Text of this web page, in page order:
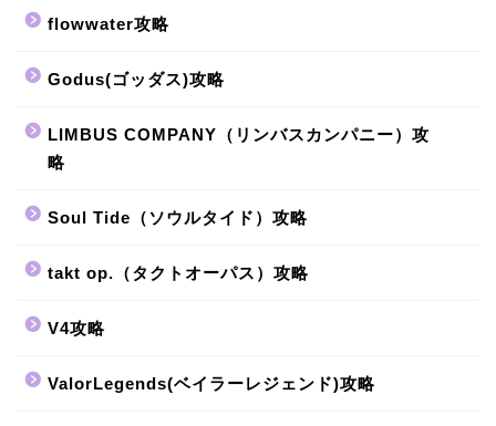
flowwater攻略
Godus(ゴッダス)攻略
LIMBUS COMPANY（リンバスカンパニー）攻
略
Soul Tide（ソウルタイド）攻略
takt op.（タクトオーパス）攻略
V4攻略
ValorLegends(ベイラーレジェンド)攻略